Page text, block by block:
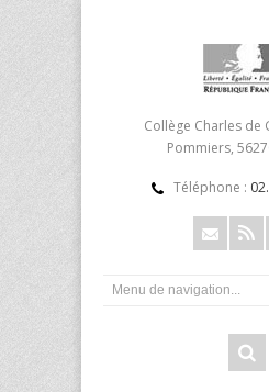
Collège Charles de
Pommiers,
Téléphone :